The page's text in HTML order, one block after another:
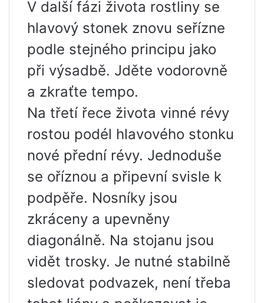
V další fázi života rostliny se
hlavový stonek znovu seřízne
podle stejného principu jako
při výsadbě. Jděte vodorovně
a zkraťte tempo.
Na třetí řece života vinné révy
rostou podél hlavového stonku
nové přední révy. Jednoduše
se oříznou a připevní svisle k
podpěře. Nosníky jsou
zkráceny a upevněny
diagonálně. Na stojanu jsou
vidět trosky. Je nutné stabilně
sledovat podvazek, není třeba